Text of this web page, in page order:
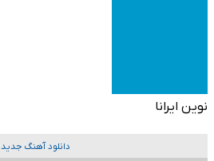
نوین ایرانا
دانلود آهنگ جدید